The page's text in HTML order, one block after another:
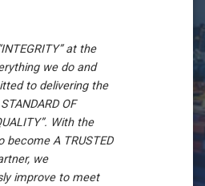
at the
we do and
to delivering the
OF
With the
become A TRUSTED
we
improve to meet